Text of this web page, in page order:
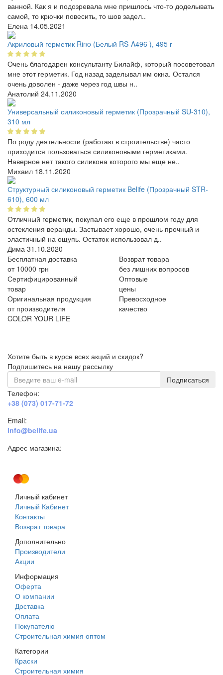
ванной. Как я и подозревала мне пришлось что-то доделывать
самой, то крючки повесить, то шов задел..
Елена 14.05.2021
Акриловый герметик Rino (Белый RS-A496 ), 495 г
Очень благодарен консультанту Билайф, который посоветовал
мне этот герметик. Год назад заделывал им окна. Остался
очень доволен - даже через год швы н..
Анатолий 24.11.2020
Универсальный силиконовый герметик (Прозрачный SU-310),
310 мл
По роду деятельности (работаю в строительстве) часто
приходится пользоваться силиконовыми герметиками.
Наверное нет такого силикона которого мы еще не..
Михаил 18.11.2020
Структурный силиконовый герметик Belife (Прозрачный STR-
610), 600 мл
Отличный герметик, покупал его еще в прошлом году для
остекления веранды. Застывает хорошо, очень прочный и
эластичный на ощупь. Остаток использовал д..
Дима 31.10.2020
Бесплатная доставка
от 10000 грн
Возврат товара
без лишних вопросов
Сертифицированный
товар
Оптовые
цены
Оригинальная продукция
от производителя
Превосходное
качество
COLOR YOUR LIFE
Хотите быть в курсе всех акций и скидок?
Подпишитесь на нашу рассылку
Подписаться
Телефон:
+38 (073) 017-71-72
Email:
info@belife.ua
Адрес магазина:
Личный кабинет
Личный Кабинет
Контакты
Возврат товара
Дополнительно
Производители
Акции
Информация
Оферта
О компании
Доставка
Оплата
Покупателю
Строительная химия оптом
Категории
Краски
Строительная химия